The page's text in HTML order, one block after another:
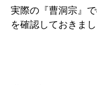
実際の『曹洞宗』
を確認しておきまし